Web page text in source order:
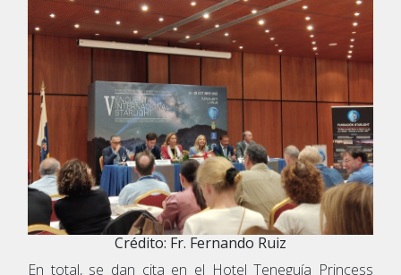
Crédito: Fr. Fernando Ruiz
En total, se dan cita en el Hotel Teneguía Princess